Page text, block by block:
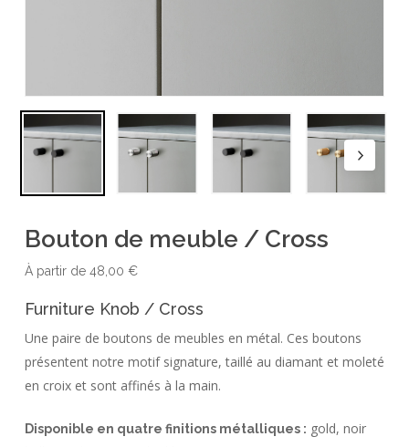
Bouton de meuble / Cross
À partir de 48,00 €
Furniture Knob / Cross
Une paire de boutons de meubles en métal. Ces boutons
présentent notre motif signature, taillé au diamant et moleté
en croix et sont affinés à la main.
Disponible en quatre finitions métalliques : gold, noir